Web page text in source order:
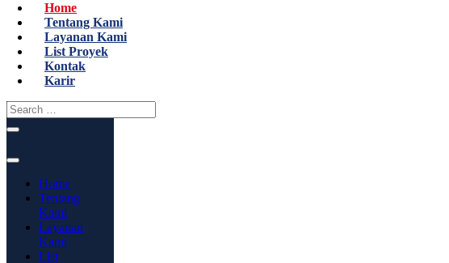
Home
Tentang Kami
Layanan Kami
List Proyek
Kontak
Karir
Home
Tentang
Kami
Layanan
Kami
List